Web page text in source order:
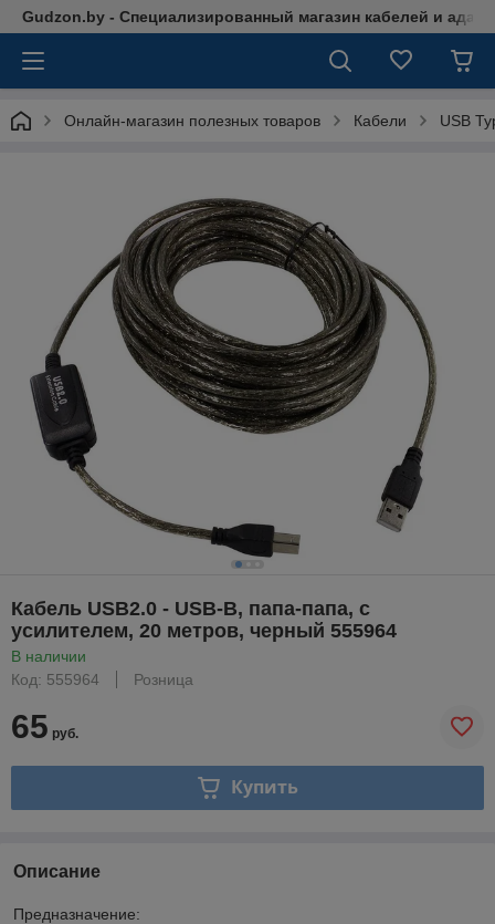
Gudzon.by - Специализированный магазин кабелей и
Онлайн-магазин полезных товаров Кабели USB
Кабель USB2.0 - USB-B, папа-папа, с
усилителем, 20 метров, черный 555964
В наличии
Код: 555964
Розница
65 руб.
Купить
Описание
Предназначение: